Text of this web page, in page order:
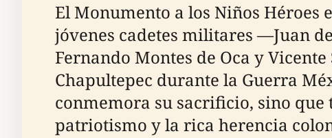
El Monumento a los Niños Héroes
jóvenes cadetes militares —Juan
Fernando Montes de Oca y
Chapultepec durante la Guerra
conmemora su sacrificio, sino
patriotismo y la rica herencia